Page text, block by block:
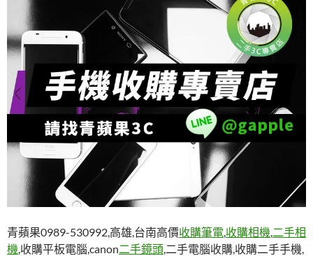
青蘋果0989-530992,高雄,台南高價收購筆電,收購相機,二手相
機,收購平板電腦,canon二手鏡頭,二手電腦收購,收購二手手機,